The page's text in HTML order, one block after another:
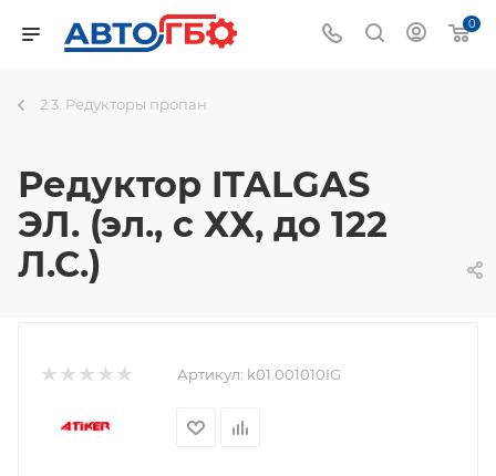
0
2.3. Редукторы пропан
Редуктор ITALGAS
ЭЛ. (эл., с ХХ, до 122
Л.С.)
Артикул: k01.001010IG